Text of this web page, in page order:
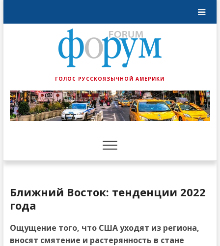
ГОЛОС РУССКОЯЗЫЧНОЙ АМЕРИКИ
Ближний Восток: тенденции 2022
года
Ощущение того, что США уходят из региона,
вносят смятение и растерянность в стане